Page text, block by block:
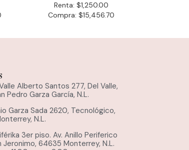
Renta: $1,250.00
Compra: $15,456.70
Alberto Santos 277, Del Valle,
Pedro Garza García, N.L.
Garza Sada 2620, Tecnológico,
N.L.
3er piso. Av. Anillo Periferico
Jeronimo, 64635 Monterrey, N.L.